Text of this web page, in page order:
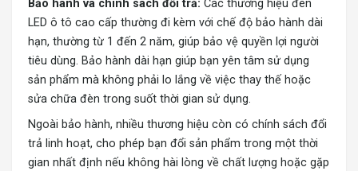
Bảo hành và chính sách đổi trả: Các thương hiệu đèn
LED ô tô cao cấp thường đi kèm với chế độ bảo hành dài
hạn, thường từ 1 đến 2 năm, giúp bảo vệ quyền lợi người
tiêu dùng. Bảo hành dài hạn giúp bạn yên tâm sử dụng
sản phẩm mà không phải lo lắng về việc thay thế hoặc
sửa chữa đèn trong suốt thời gian sử dụng.
Ngoài bảo hành, nhiều thương hiệu còn có chính sách đổi
trả linh hoạt, cho phép bạn đổi sản phẩm trong một thời
gian nhất định nếu không hài lòng về chất lượng hoặc gặp